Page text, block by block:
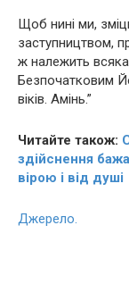
Щоб нині ми,
заступництвом,
ж належить всяка
Безпочатковим
віків. Амінь.”
Читайте також:
здійснення
вірою і від душі
Джерело.